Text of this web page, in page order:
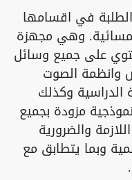
في اقسامها
وهي مجهزة
على جميع وسائل
وانظمة الصوت
الدراسية وكذلك
مزودة بجميع
والضرورية
وبما يتطابق مع